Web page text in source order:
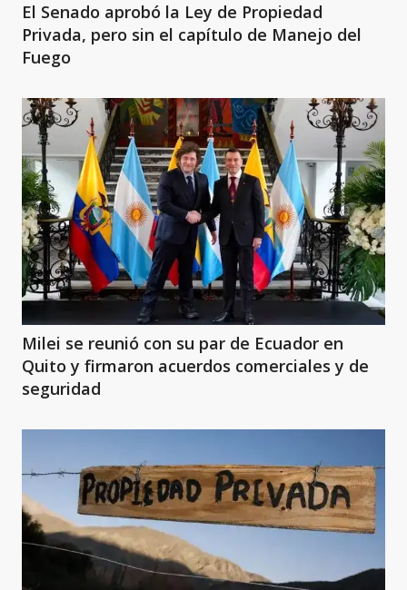
El Senado aprobó la Ley de Propiedad
Privada, pero sin el capítulo de Manejo del
Fuego
Milei se reunió con su par de Ecuador en
Quito y firmaron acuerdos comerciales y de
seguridad